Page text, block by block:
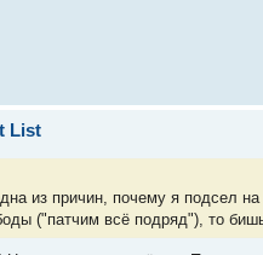
List
из причин, почему я подсел
("патчим всё подряд"), то